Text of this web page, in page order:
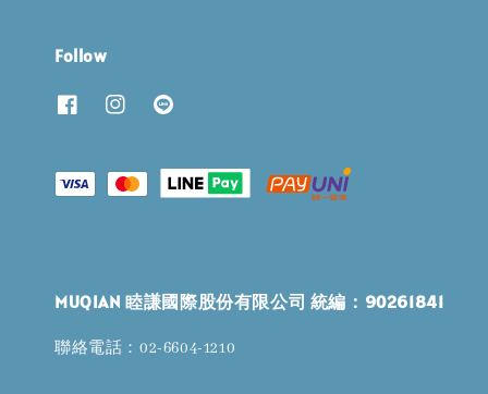
Follow
MUQIAN 睦謙國際股份有限公司 統編：90261841
聯絡電話：02-6604-1210